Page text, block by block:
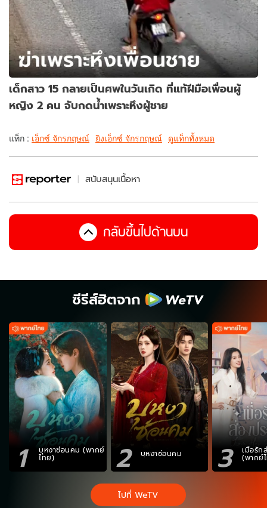
เด็กสาว 15 กลายเป็นศพในวันเกิด ที่แท้ฝีมือเพื่อนผู้
หญิง 2 คน จับกดน้ำเพราะหึงผู้ชาย
แท็ก : เอ็กซ์ จักรกฤษณ์ ยิงเอ็กซ์ จักรกฤษณ์ ดูแท็กทั้งหมด
สนับสนุนเนื้อหา
กลับขึ้นไปด้านบน
ซีรีส์ฮิตจาก
1 บุหงาซ่อนคม (พากย์
ไทย) 2 บุหงาซ่อนคม 3 เมื่อรัก
(พากย์
ไปที่ WeTV